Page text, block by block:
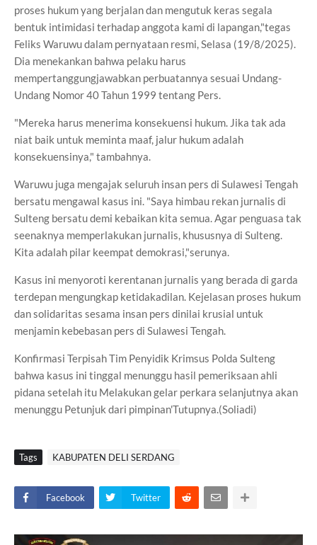
proses hukum yang berjalan dan mengutuk keras segala
bentuk intimidasi terhadap anggota kami di lapangan,"tegas
Feliks Waruwu dalam pernyataan resmi, Selasa (19/8/2025).
Dia menekankan bahwa pelaku harus
mempertanggungjawabkan perbuatannya sesuai Undang-
Undang Nomor 40 Tahun 1999 tentang Pers.
"Mereka harus menerima konsekuensi hukum. Jika tak ada
niat baik untuk meminta maaf, jalur hukum adalah
konsekuensinya," tambahnya.
Waruwu juga mengajak seluruh insan pers di Sulawesi Tengah
bersatu mengawal kasus ini. "Saya himbau rekan jurnalis di
Sulteng bersatu demi kebaikan kita semua. Agar penguasa tak
seenaknya memperlakukan jurnalis, khususnya di Sulteng.
Kita adalah pilar keempat demokrasi,"serunya.
Kasus ini menyoroti kerentanan jurnalis yang berada di garda
terdepan mengungkap ketidakadilan. Kejelasan proses hukum
dan solidaritas sesama insan pers dinilai krusial untuk
menjamin kebebasan pers di Sulawesi Tengah.
Konfirmasi Terpisah Tim Penyidik Krimsus Polda Sulteng
bahwa kasus ini tinggal menunggu hasil pemeriksaan ahli
pidana setelah itu Melakukan gelar perkara selanjutnya akan
menunggu Petunjuk dari pimpinan'Tutupnya.(Soliadi)
Tags KABUPATEN DELI SERDANG
Facebook Twitter